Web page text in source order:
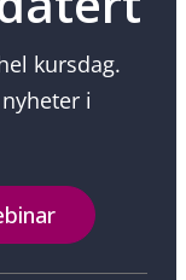
kursdag.
i